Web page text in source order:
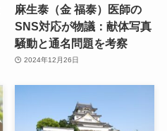
麻生泰（金 福泰）医師の
SNS対応が物議：献体写真
騒動と通名問題を考察
2024年12月26日